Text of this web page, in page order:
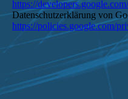
https://
Datenschutzerklärung von
https://policies.google.com/